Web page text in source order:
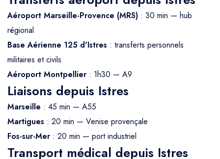
Aéroport Marseille-Provence (MRS) : 30 min — hub
régional
Base Aérienne 125 d'Istres : transferts personnels
militaires et civils
Aéroport Montpellier : 1h30 — A9
Liaisons depuis Istres
Marseille : 45 min — A55
Martigues : 20 min — Venise provençale
Fos-sur-Mer : 20 min — port industriel
Transport médical depuis Istres